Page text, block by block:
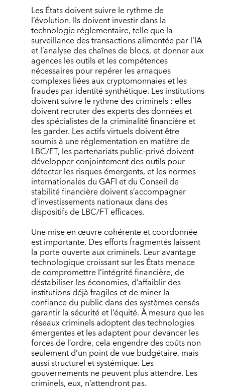
Les États doivent suivre le rythme de
l’évolution. Ils doivent investir dans la
technologie réglementaire, telle que la
surveillance des transactions alimentée par l’IA
et l’analyse des chaînes de blocs, et donner aux
agences les outils et les compétences
nécessaires pour repérer les arnaques
complexes liées aux cryptomonnaies et les
fraudes par identité synthétique. Les institutions
doivent suivre le rythme des criminels : elles
doivent recruter des experts des données et
des spécialistes de la criminalité financière et
les garder. Les actifs virtuels doivent être
soumis à une réglementation en matière de
LBC/FT, les partenariats public–privé doivent
développer conjointement des outils pour
détecter les risques émergents, et les normes
internationales du GAFI et du Conseil de
stabilité financière doivent s’accompagner
d’investissements nationaux dans des
dispositifs de LBC/FT efficaces.
Une mise en œuvre cohérente et coordonnée
est importante. Des efforts fragmentés laissent
la porte ouverte aux criminels. Leur avantage
technologique croissant sur les États menace
de compromettre l’intégrité financière, de
déstabiliser les économies, d’affaiblir des
institutions déjà fragiles et de miner la
confiance du public dans des systèmes censés
garantir la sécurité et l’équité. À mesure que les
réseaux criminels adoptent des technologies
émergentes et les adaptent pour devancer les
forces de l’ordre, cela engendre des coûts non
seulement d’un point de vue budgétaire, mais
aussi structurel et systémique. Les
gouvernements ne peuvent plus attendre. Les
criminels, eux, n’attendront pas.